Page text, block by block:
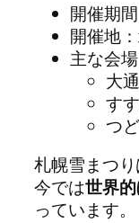
開催期間
開催地
主な会場
大
す
つ
札幌雪まつり
今では世界
っています。